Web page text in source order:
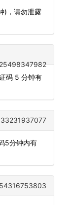
)，请勿泄露
码 5 分钟有
5分钟内有